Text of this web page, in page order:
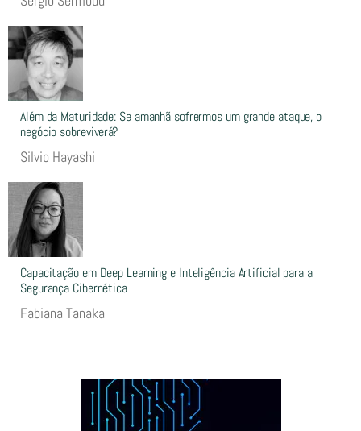
Além da Maturidade: Se amanhã sofrermos um grande ataque, o
negócio sobreviverá?
Silvio Hayashi
Capacitação em Deep Learning e Inteligência Artificial para a
Segurança Cibernética
Fabiana Tanaka